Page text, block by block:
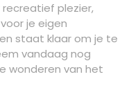
recreatief plezier,
je eigen
staat klaar om je te
vandaag nog
wonderen van het